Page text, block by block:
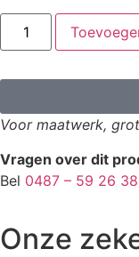
Voor maatwerk,
Vragen over dit
Bel 0487 – 59 26 38
Onze